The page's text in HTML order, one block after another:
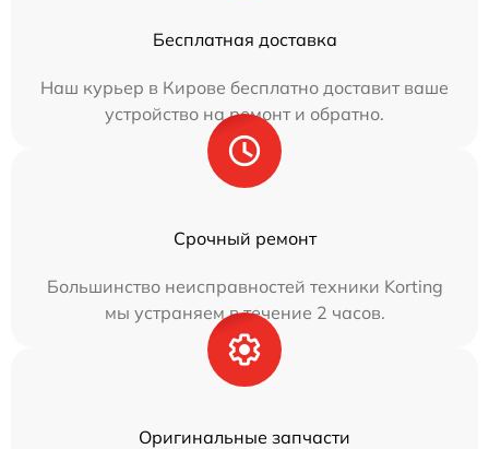
Бесплатная доставка
Наш курьер в Кирове бесплатно доставит ваше
устройство на ремонт и обратно.
Срочный ремонт
Большинство неисправностей техники Korting
мы устраняем в течение 2 часов.
Оригинальные запчасти